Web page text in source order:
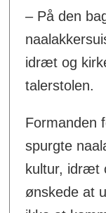
– På den
idræt og
talerstolen.
Formanden
spurgte
kultur, idræt
ønskede at